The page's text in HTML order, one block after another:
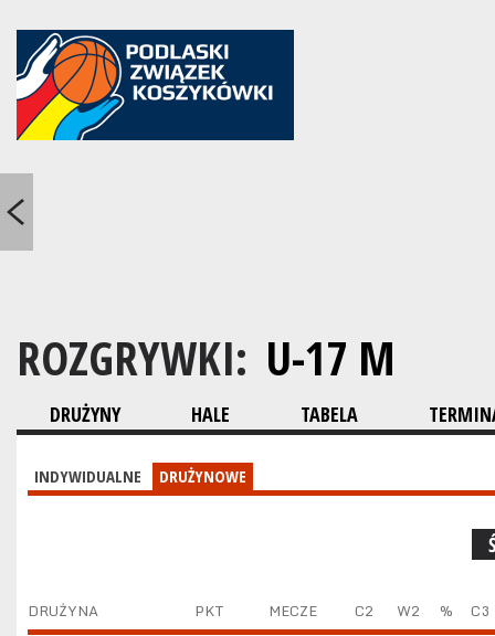
ROZGRYWKI: U-17 M
DRUŻYNY HALE TABELA
INDYWIDUALNE DRUŻYNOWE
DRUŻYNA PKT MECZE C2 W2 % C3